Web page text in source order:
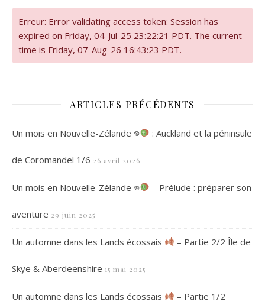
Erreur: Error validating access token: Session has
expired on Friday, 04-Jul-25 23:22:21 PDT. The current
time is Friday, 07-Aug-26 16:43:23 PDT.
ARTICLES PRÉCÉDENTS
Un mois en Nouvelle-Zélande 𖦹 : Auckland et la péninsule
de Coromandel 1/6 26 avril 2026
Un mois en Nouvelle-Zélande 𖦹 – Prélude : préparer son
aventure 29 juin 2025
Un automne dans les Lands écossais – Partie 2/2 Île de
Skye & Aberdeenshire 15 mai 2025
Un automne dans les Lands écossais – Partie 1/2